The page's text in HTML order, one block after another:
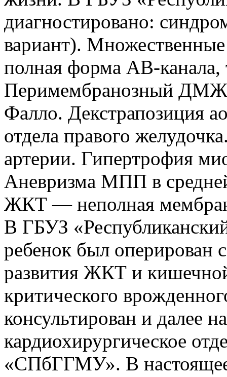
диагностировано:
вариант).
полная форма АВ-
Перимембранозный
Фалло. Декстрапозиция
отдела правого
артерии. Гипертрофия
Аневризма МПП в
ЖКТ — неполная
В ГБУЗ
ребенок был оперирован
развития ЖКТ и
критического
консультирован и далее
кардиохирургическое
«СПбГГМУ». В